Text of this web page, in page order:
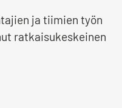
ja tiimien työn
ratkaisukeskeinen